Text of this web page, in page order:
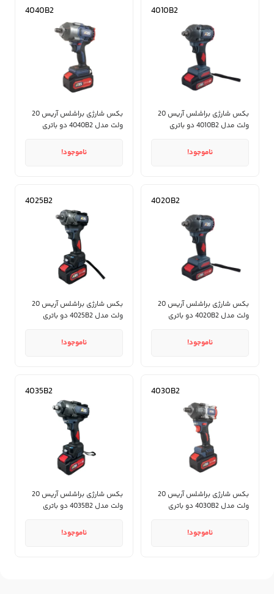
4010B2
بکس شارژی براشلس آریس 20
ولت مدل 4010B2 دو باتری
ناموجود!
4040B2
بکس شارژی براشلس آریس 20
ولت مدل 4040B2 دو باتری
ناموجود!
4020B2
بکس شارژی براشلس آریس 20
ولت مدل 4020B2 دو باتری
ناموجود!
4025B2
بکس شارژی براشلس آریس 20
ولت مدل 4025B2 دو باتری
ناموجود!
4030B2
بکس شارژی براشلس آریس 20
ولت مدل 4030B2 دو باتری
ناموجود!
4035B2
بکس شارژی براشلس آریس 20
ولت مدل 4035B2 دو باتری
ناموجود!